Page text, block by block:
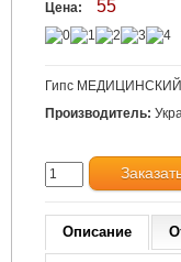
Цена: 55
Гипс МЕДИЦИНСКИЙ,
Производитель:
Описание